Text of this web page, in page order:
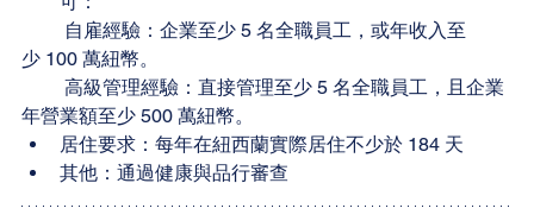
少 100 萬紐幣。
年營業額至少 500 萬紐幣。
居住要求：每年在紐西蘭實際居住不少於 184 天
其他：通過健康與品行審查